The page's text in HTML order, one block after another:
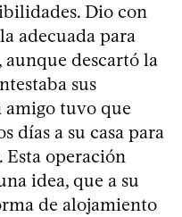
Dio con
adecuada para
aunque descartó la
sus
amigo tuvo que
días a su casa para
Esta operación
idea, que a su
de alojamiento